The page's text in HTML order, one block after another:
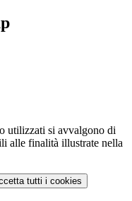
utilizzati si avvalgono di
alle finalità illustrate nella
tutti i cookies